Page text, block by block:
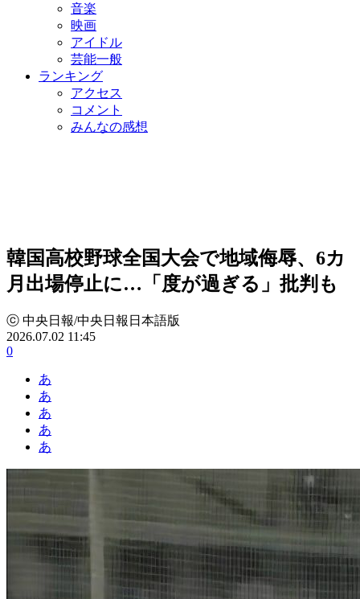
音楽
映画
アイドル
芸能一般
ランキング
アクセス
コメント
みんなの感想
韓国高校野球全国大会で地域侮辱、6カ
月出場停止に…「度が過ぎる」批判も
ⓒ 中央日報/中央日報日本語版
2026.07.02 11:45
0
あ
あ
あ
あ
あ